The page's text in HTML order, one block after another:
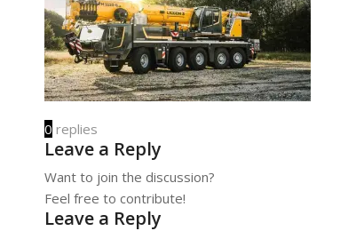
0 replies
Leave a Reply
Want to join the discussion?
Feel free to contribute!
Leave a Reply